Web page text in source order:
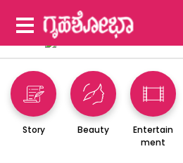
Story Beauty
Entertain
ment